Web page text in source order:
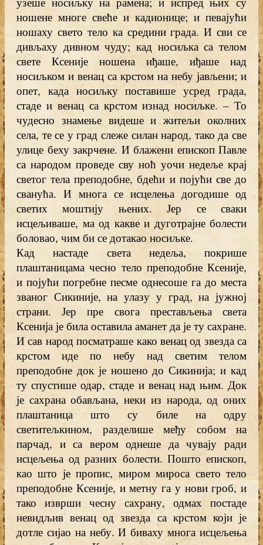
ношене многе свеће и кадионице; и певајући
ношаху свето тело ка средини града. И сви се
дивљаху дивном чуду; кад носиљка са телом
свете Ксеније ношена иђаше, иђаше над
носиљком и венац са крстом на небу јављени; и
опет, када носиљку поставише усред града,
стаде и венац са крстом изнад носиљке. – То
чудесно знамење видеше и житељи околних
села, те се у град слеже силан народ, тако да све
улице беху закрчене. И блажени епископ Павле
са народом проведе сву ноћ уочи недеље крај
светог тела преподобне, бдећи и појући све до
сванућа. И многа се исцелења догодише од
светих моштију њених. Јер се сваки
исцељиваше, ма од какве и дуготрајне болести
боловао, чим би се дотакао носиљке.
Кад настаде света недеља, покрише
плаштаницама чесно тело преподобне Ксеније,
и појући погребне песме однесоше га до места
званог Сикиније, на улазу у град, на јужној
страни. Јер пре свога престављења света
Ксенија је била оставила аманет да је ту сахране.
И сав народ посматраше како венац од звезда са
крстом иде по небу над светим телом
преподобне док је ношено до Сикинија; и кад
ту спустише одар, стаде и венац над њим. Док
је сахрана обављана, неки из народа, од оних
плаштаница што су биле на одру
светитељкином, разделише међу собом на
парчад, и са вером однеше да чувају ради
исцељења од разних болести. Пошто епископ,
као што је пропис, миром мироса свето тело
преподобне Ксеније, и метну га у нови гроб, и
тако изврши чесну сахрану, одмах постаде
невидљив венац од звезда са крстом који је
дотле сијао на небу. И биваху многа исцељења